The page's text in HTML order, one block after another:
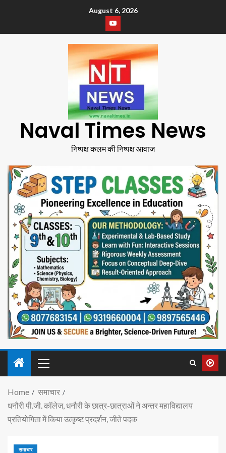
August 6, 2026
Naval Times News
निष्पक्ष कलम की निष्पक्ष आवाज
Home
समाचार
धनौरी पी.जी. कॉलेज, धनौरी के छात्र-छात्राओं ने अन्तर महाविद्यालय
प्रतियोगिता में किया उत्कृष्ट प्रदर्शन, जीते पदक
समाचार